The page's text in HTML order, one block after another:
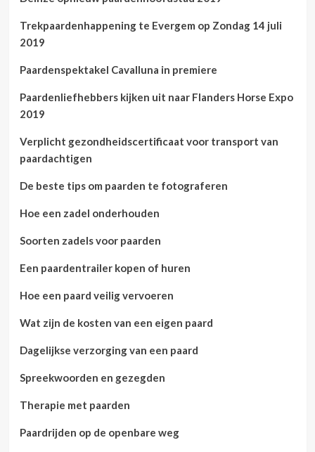
Trekpaardenhappening te Evergem op Zondag 14 juli
2019
Paardenspektakel Cavalluna in premiere
Paardenliefhebbers kijken uit naar Flanders Horse Expo
2019
Verplicht gezondheidscertificaat voor transport van
paardachtigen
De beste tips om paarden te fotograferen
Hoe een zadel onderhouden
Soorten zadels voor paarden
Een paardentrailer kopen of huren
Hoe een paard veilig vervoeren
Wat zijn de kosten van een eigen paard
Dagelijkse verzorging van een paard
Spreekwoorden en gezegden
Therapie met paarden
Paardrijden op de openbare weg